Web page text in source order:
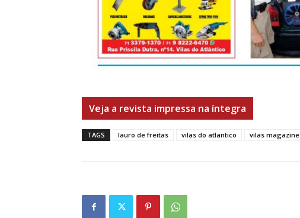
Veja a revista impressa na íntegra
TAGS lauro de freitas vilas do atlantico vilas magazine